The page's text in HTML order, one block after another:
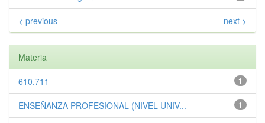
< previous next >
Materia
1
610.711
1
ENSEÑANZA PROFESIONAL (NIVEL UNIV...